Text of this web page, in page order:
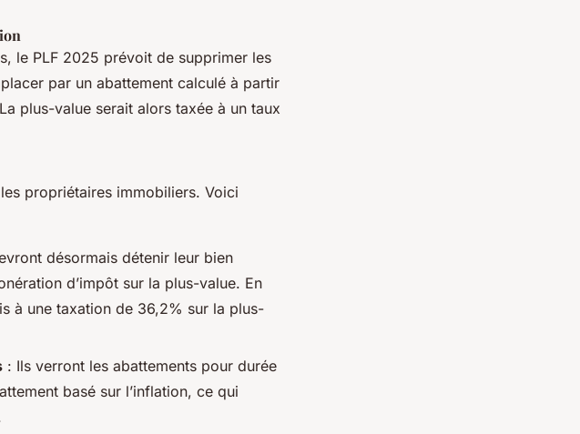
le PLF 2025 prévoit de supprimer les
par un abattement calculé à partir
plus-value serait alors taxée à un taux
propriétaires immobiliers. Voici
désormais détenir leur bien
d’impôt sur la plus-value. En
à une taxation de 36,2% sur la plus-
: Ils verront les abattements pour durée
basé sur l’inflation, ce qui